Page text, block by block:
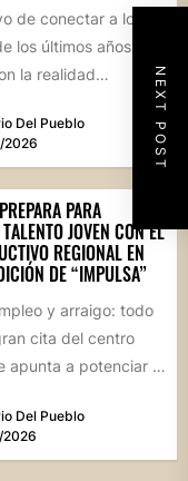
NEXT POST
de conectar a los
los últimos años del
la realidad
Del Pueblo
PARA
JOVEN CON EL
REGIONAL EN
DE “IMPULSA”
y arraigo: todo
cita del centro
apunta a potenciar el
Del Pueblo